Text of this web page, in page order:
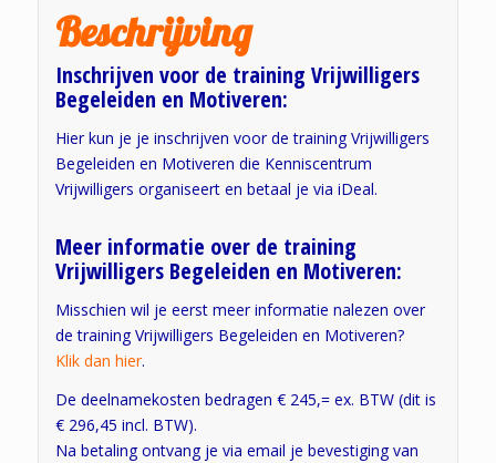
Beschrijving
Inschrijven voor de training Vrijwilligers
Begeleiden en Motiveren:
Hier kun je je inschrijven voor de training Vrijwilligers
Begeleiden en Motiveren die Kenniscentrum
Vrijwilligers organiseert en betaal je via iDeal.
Meer informatie over de training
Vrijwilligers Begeleiden en Motiveren:
Misschien wil je eerst meer informatie nalezen over
de training Vrijwilligers Begeleiden en Motiveren?
Klik dan hier.
De deelnamekosten bedragen € 245,= ex. BTW (dit is
€ 296,45 incl. BTW).
Na betaling ontvang je via email je bevestiging van